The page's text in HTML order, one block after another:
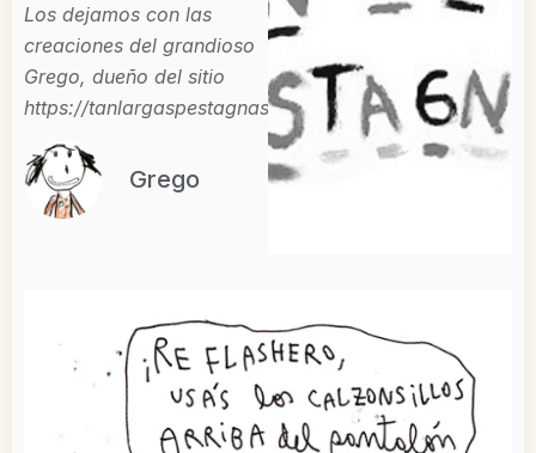
Los dejamos con las
creaciones del grandioso
Grego, dueño del sitio
https://tanlargaspestagnas.wordpress.com/
Grego